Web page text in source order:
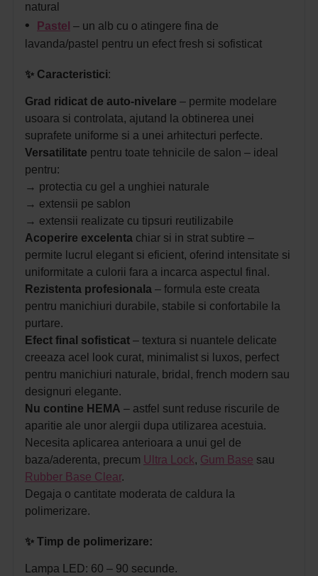
natural
• Pastel – un alb cu o atingere fina de
lavanda/pastel pentru un efect fresh si sofisticat
✨ Caracteristici:
Grad rid icat de auto-nivelare – permite modelare
usoara si controlata, ajutand la obtinerea unei
suprafete uniforme si a unei arhitecturi perfecte.
Versatilitate pentru toate tehnicile de salon – ideal
pentru:
→ protectia cu gel a unghiei naturale
→ extensii pe sablon
→ extensii realizate cu tipsuri reutilizabile
Acoperire excelenta chiar si in strat subtire –
permite lucrul elegant si eficient, oferind intensitate si
uniformitate a culorii fara a incarca aspectul final.
Rezistenta profesionala – formula este creata
pentru manichiuri durabile, stabile si confortabile la
purtare.
Efect final sofisticat – textura si nuantele delicate
creeaza acel look curat, minimalist si luxos, perfect
pentru manichiuri naturale, bridal, french modern sau
designuri elegante.
Nu contine HEMA – astfel sunt reduse riscurile de
aparitie ale unor alergii dupa utilizarea acestuia.
Necesita aplicarea anterioara a unui gel de
baza/aderenta, precum Ultra Lock, Gum Base sau
Rubber Base Clear.
Degaja o cantitate moderata de caldura la
polimerizare.
✨ Timp de polimerizare:
Lampa LED: 60 – 90 secunde.